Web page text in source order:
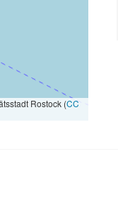
Rostock (CC